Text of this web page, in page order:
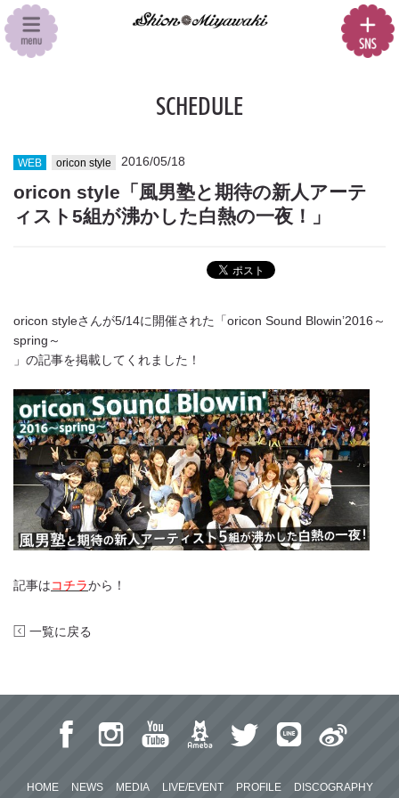
SCHEDULE
WEB oricon style 2016/05/18
oricon style「風男塾と期待の新人アーテ
ィスト5組が沸かした白熱の一夜！」
oricon styleさんが5/14に開催された「oricon Sound Blowin’2016～
spring～
」の記事を掲載してくれました！
記事はコチラから ！
一覧に戻る
HOME NEWS MEDIA LIVE/EVENT PROFILE DISCOGRAPHY